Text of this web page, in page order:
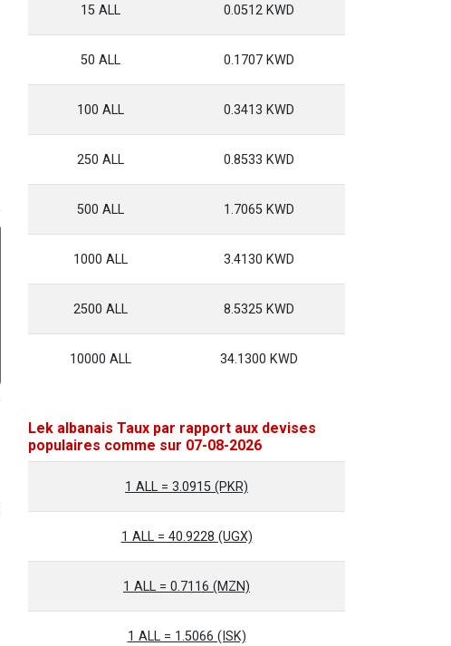
15 ALL 0.0512 KWD
50 ALL 0.1707 KWD
100 ALL 0.3413 KWD
250 ALL 0.8533 KWD
500 ALL 1.7065 KWD
1000 ALL 3.4130 KWD
2500 ALL 8.5325 KWD
10000 ALL 34.1300 KWD
Lek albanais Taux par rapport aux devises
populaires comme sur 07-08-2026
1 ALL = 3.0915 (PKR)
1 ALL = 40.9228 (UGX)
1 ALL = 0.7116 (MZN)
1 ALL = 1.5066 (ISK)